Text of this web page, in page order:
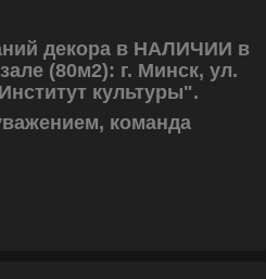
декора в НАЛИЧИИ в
(80м2): г. Минск, ул.
культуры".
команда